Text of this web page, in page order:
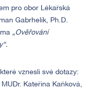
pro obor Lékařská
Gabrhelík, Ph.D.
„Ověřování
vznesli své dotazy:
Kateřina Kaňková,